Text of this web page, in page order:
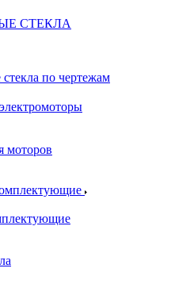
СТЕКЛА
по чертежам
моторов